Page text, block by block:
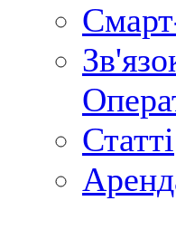
Статті